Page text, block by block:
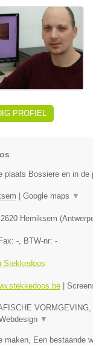
PROFIEL
plaats Bossiere en in de
| Google maps ▼
2620 Hemiksem (
Fax: - , BTW-nr: -
Stekkedoos
|
▼
maken, Een bestaande